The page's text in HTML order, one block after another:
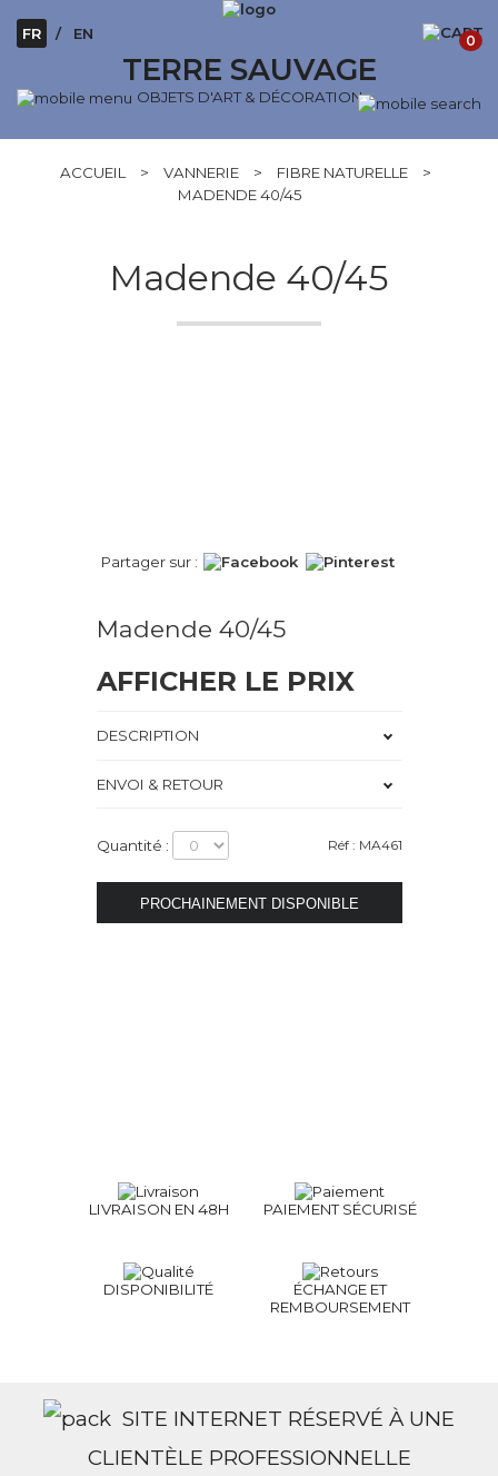
TERRE SAUVAGE
OBJETS D'ART & DÉCORATION
FR EN 0
ACCUEIL > VANNERIE > FIBRE NATURELLE
>
MADENDE 40/45
Madende 40/45
Partager sur :
Madende 40/45
AFFICHER LE PRIX
DESCRIPTION
ENVOI & RETOUR
Quantité : Réf : MA461
LIVRAISON EN 48H PAIEMENT SÉCURISÉ
DISPONIBILITÉ
ÉCHANGE ET
REMBOURSEMENT
SITE INTERNET RÉSERVÉ À UNE
CLIENTÈLE PROFESSIONNELLE